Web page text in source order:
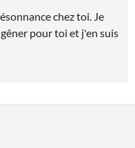
chez toi. Je
pour toi et j'en suis